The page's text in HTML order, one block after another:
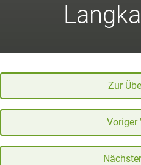
Zur
Voriger